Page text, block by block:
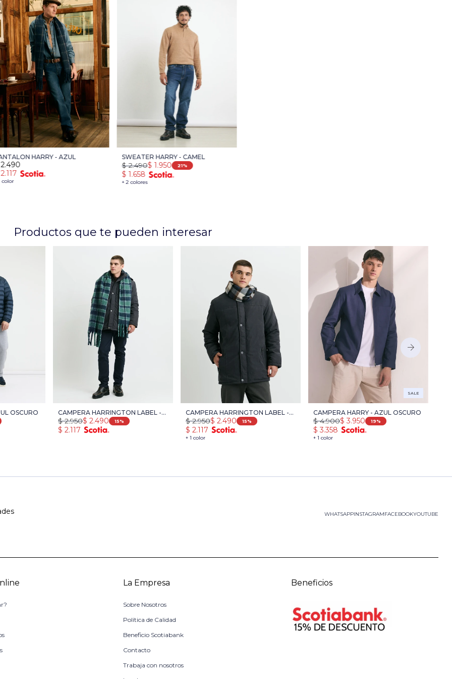
HARRY - AZUL
color
2.490
2.117
SWEATER HARRY - CAMEL
+ 2 colores
$ 1.950
$ 2.490 21
$ 1.658
Productos que te pueden interesar
OSCURO
CAMPERA HARRINGTON LABEL -
AZUL OSCURO
$ 2.490
$ 2.950 15
$ 2.117
CAMPERA HARRINGTON LABEL -
AZUL OSCURO
+ 1 color
$ 2.490
$ 2.950 15
$ 2.117
SALE
CAMPERA HARRY - AZUL OSCURO
+ 1 color
$ 3.950
$ 4.900 19
$ 3.358
WHATSAPP FACEBOOKYOUTUBE
INSTAGRAM
La Empresa
Sobre Nosotros
Política de Calidad
Beneficio Scotiabank
Contacto
Trabaja con nosotros
Beneficios